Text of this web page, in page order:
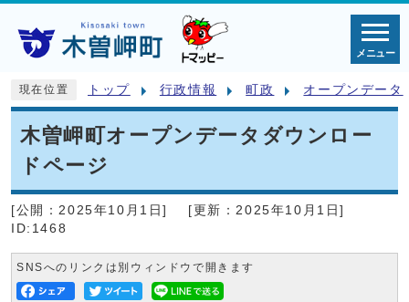
メニュー
現在位置 トップ 行政情報 町政 オープンデータ
木曽岬町オープンデータダウンロー
ドページ
[公開： 2025年10月1日] [更新： 2025年10月1日]
ID:1468
SNSへのリンクは別ウィンドウで開きます